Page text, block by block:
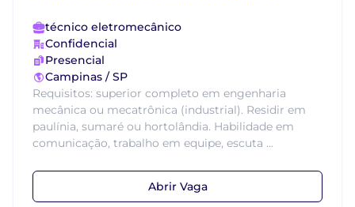
técnico eletromecânico
Confidencial
Presencial
Campinas / SP
Requisitos: superior completo em engenharia
mecânica ou mecatrônica (industrial). Residir em
paulínia, sumaré ou hortolândia. Habilidade em
comunicação, trabalho em equipe, escuta ...
Abrir Vaga